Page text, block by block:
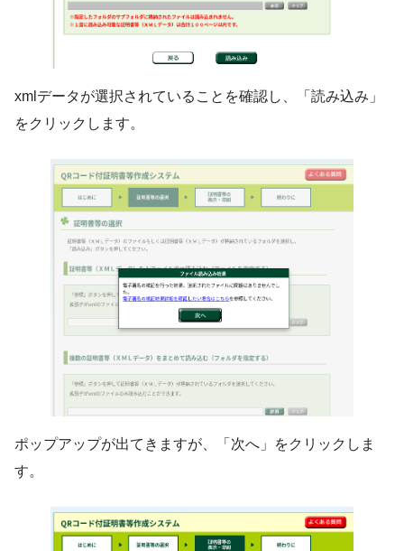
xmlデータが選択されていることを確認し、「読み込み」
をクリックします。
ポップアップが出てきますが、「次へ」をクリックしま
す。